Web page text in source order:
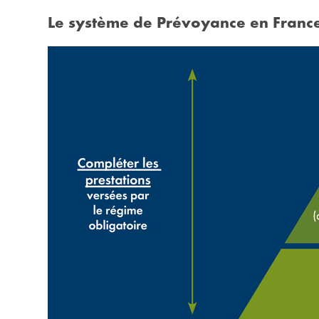
Le système de Prévoyance en